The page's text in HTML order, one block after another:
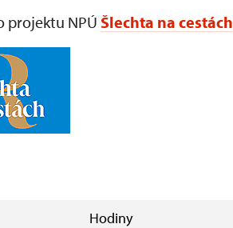
projektu NPÚ Šlechta na cestách
Hodiny